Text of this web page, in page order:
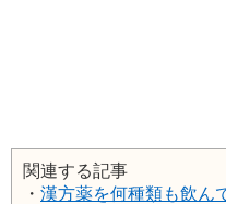
関連する記事
・ 漢方薬を何種類も飲ん